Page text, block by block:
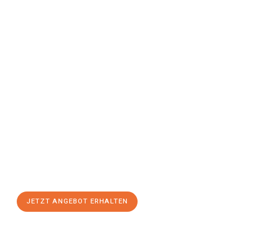
JETZT ANGEBOT ERHALTEN